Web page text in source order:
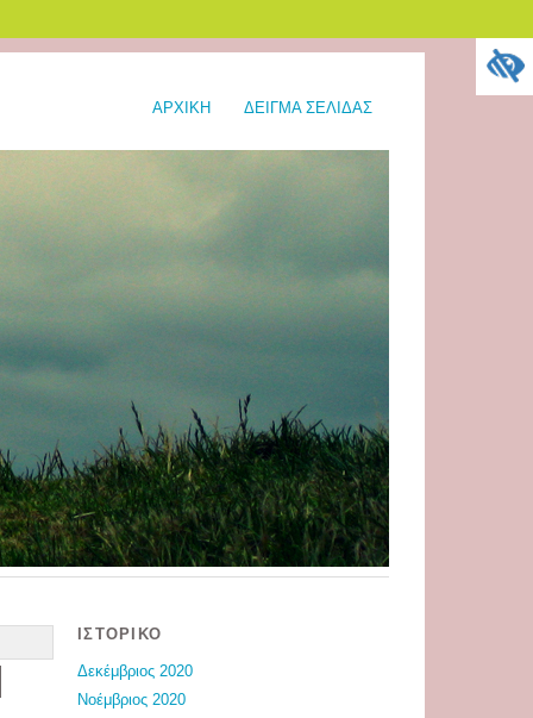
ΑΡΧΙΚΉ ΔΕΊΓΜΑ ΣΕΛΊΔΑΣ
ΙΣΤΟΡΙΚΌ
Δεκέμβριος 2020
Νοέμβριος 2020